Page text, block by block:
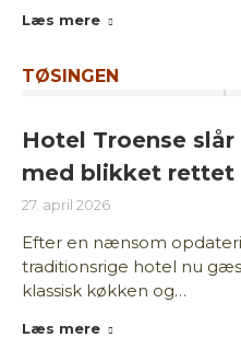
Læs mere
TØSINGEN
Hotel Troense
med blikket rettet
27. april 2026
Efter en nænsom
traditionsrige hotel nu
klassisk køkken og…
Læs mere